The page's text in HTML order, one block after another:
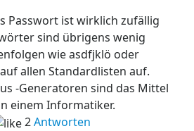
Passwort ist wirklich zufällig
sind übrigens wenig
wie asdfjklö oder
allen Standardlisten auf.
-Generatoren sind das Mittel
einem Informatiker.
2Antworten